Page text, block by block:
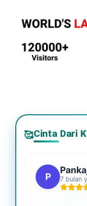
🥰Cinta Dari
P 7 bulan